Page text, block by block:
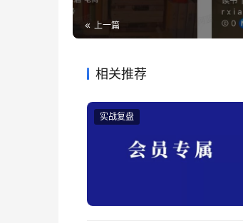
上一篇
相关推荐
实战复盘